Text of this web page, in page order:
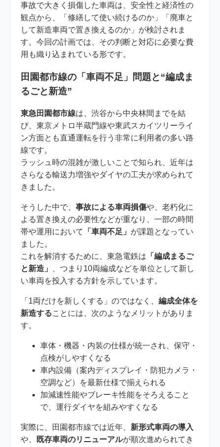
事故で大きく損傷した車両は、安全性と経済性の
観点から、「修繕して使い続けるのか」「廃車と
して新造車両で置き換えるのか」が検討されま
す。今回の計画では、その判断と対応に必要な費
用も織り込まれている形です。
田園都市線の「車両不足」問題と“編成ま
るごと新造”
東急田園都市線は、渋谷から中央林間までを結
び、東京メトロ半蔵門線や東武スカイツリーライ
ン方面とも直通運転を行う非常に利用者の多い路
線です。
ラッシュ時の混雑が激しいことで知られ、近年は
さらなる輸送力増強やダイヤの工夫が求められて
きました。
そうした中で、事故による車両損傷や、老朽化に
よる置き換えの必要性などが重なり、一部の時間
帯や運用において
「車両不足」 が課題となってい
ました。
これを解消するために、東急電鉄は 「編成まるご
と新造」
、つまり10両編成などを単位として新し
い車両を投入する方針を示しています。
「1両だけを新しくする」のではなく、編成全体を
新造することには、次のようなメリットがありま
す。
車体・機器・内装の仕様が統一され、保守・
点検がしやすくなる
車内設備（案内ディスプレイ・防犯カメラ・
空調など）を最新仕様で揃えられる
加減速性能やブレーキ性能をそろえること
で、運行ダイヤを組みやすくなる
実際に、田園都市線では近年、 新形式車両の導入
や、
既存車両のリニューアルが順次進められてき